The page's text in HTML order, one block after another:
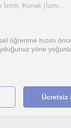
İzmir, Konak (İzmi...
öğrenme hızını
yöne
Ücretsiz